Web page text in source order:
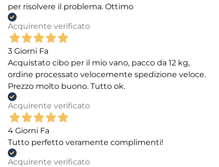
per risolvere il problema. Ottimo
Acquirente verificato
3 Giorni Fa
Acquistato cibo per il mio vano, pacco da 12 kg,
ordine processato velocemente spedizione veloce.
Prezzo molto buono. Tutto ok.
Acquirente verificato
4 Giorni Fa
Tutto perfetto veramente complimenti!
Acquirente verificato